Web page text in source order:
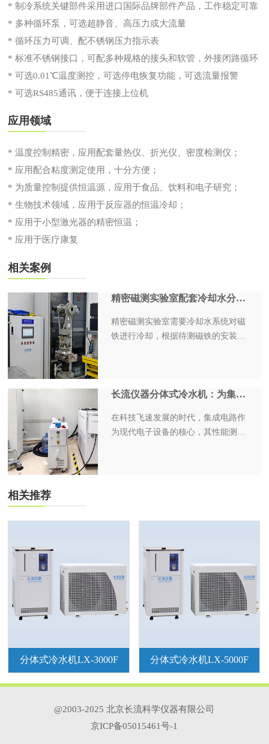
* 制冷系统关键部件采用进口国际品牌部件产品，工作稳定可靠
* 多种循环泵，可选超静音、高压力或大流量
* 循环压力可调、配不锈钢压力指示表
* 标准不锈钢接口，可配多种规格的接头和软管，外接闭路循环
* 可选0.01℃温度测控，可选停电恢复功能，可选流量报警
* 可选RS485通讯，便于连接上位机
应用领域
* 温度控制精密，应用配套量热仪、折光仪、密度检测仪；
* 应用配合粘度测定使用，十分方便；
* 为质量控制提供恒温源，应用于食品、饮料和电子研究；
* 生物技术领域，应用于反应器的恒温冷却；
* 应用于小型激光器的精密恒温；
* 应用于医疗康复
相关案例
精密磁测实验室配套冷却水分配监测系统
精密磁测实验室需要冷却水系统对磁
铁进行冷却，根据待测磁铁的安装位
长流仪器分体式冷水机：为集成电路测试保驾护航
在科技飞速发展的时代，集成电路作
为现代电子设备的核心，其性能测试
量。
相关推荐
分体式冷水机LX-3000F 分体式冷水机LX-5000F
@2003-2025 北京长流科学仪器有限公司
京ICP备05015461号-1